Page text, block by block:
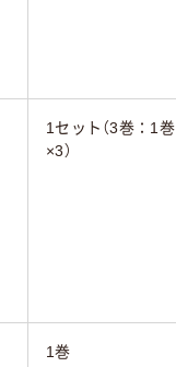
1セット（3巻：1巻
×3）
1巻